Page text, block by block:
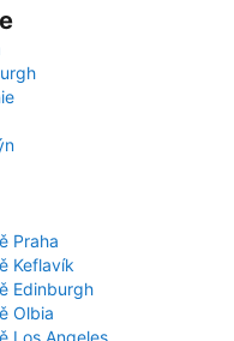
Praha
Keflavík
Edinburgh
Olbia
Los Angeles